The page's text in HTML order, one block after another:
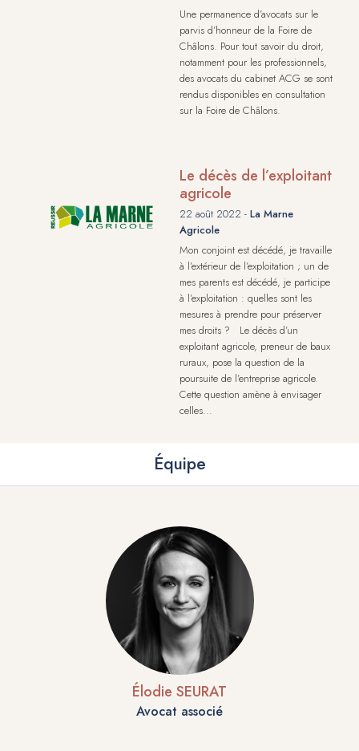
Une permanence d’avocats sur le
parvis d’honneur de la Foire de
Châlons. Pour tout savoir du droit,
notamment pour les professionnels,
des avocats du cabinet ACG se sont
rendus disponibles en consultation
sur la Foire de Châlons.
Le décès de l’exploitant
agricole
22 août 2022 - La Marne
Agricole
Mon conjoint est décédé, je travaille
à l’extérieur de l’exploitation ; un de
mes parents est décédé, je participe
à l’exploitation : quelles sont les
mesures à prendre pour préserver
mes droits ? Le décès d’un
exploitant agricole, preneur de baux
ruraux, pose la question de la
poursuite de l’entreprise agricole.
Cette question amène à envisager
celles...
Équipe
Élodie SEURAT
Avocat associé